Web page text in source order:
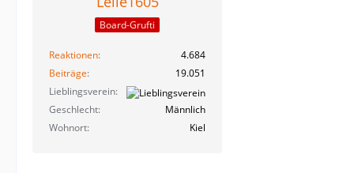
Board-Grufti
Reaktionen
4.684
Beiträge
19.051
Lieblingsverein
Geschlecht
Männlich
Wohnort
Kiel